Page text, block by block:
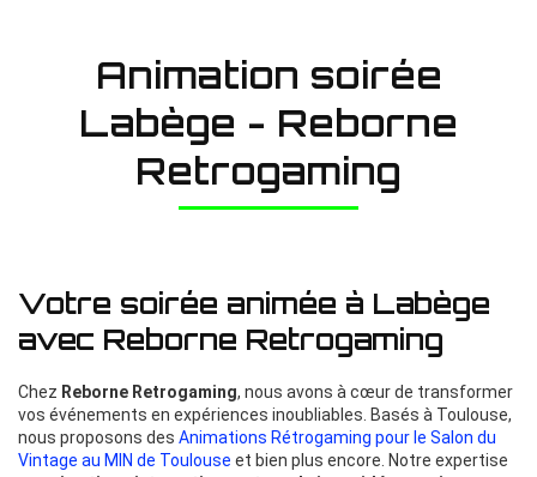
Animation soirée
Labège - Reborne
Retrogaming
Votre soirée animée à Labège
avec Reborne Retrogaming
Chez Reborne Retrogaming, nous avons à cœur de transformer
vos événements en expériences inoubliables. Basés à Toulouse,
nous proposons des Animations Rétrogaming pour le Salon du
Vintage au MIN de Toulouse et bien plus encore. Notre expertise